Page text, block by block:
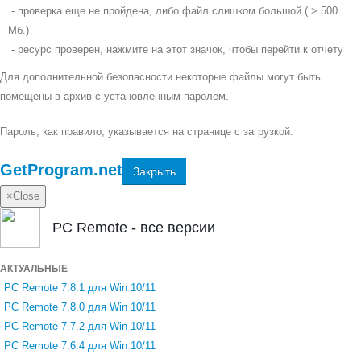
- проверка еще не пройдена, либо файл слишком большой ( > 500
Мб.)
- ресурс проверен, нажмите на этот значок, чтобы перейти к отчету
Для дополнительной безопасности некоторые файлы могут быть
помещены в архив с установленным паролем.
Пароль, как правило, указывается на странице с загрузкой.
GetProgram.net Закрыть
×Close
PC Remote - все версии
АКТУАЛЬНЫЕ
PC Remote 7.8.1 для Win 10/11
PC Remote 7.8.0 для Win 10/11
PC Remote 7.7.2 для Win 10/11
PC Remote 7.6.4 для Win 10/11